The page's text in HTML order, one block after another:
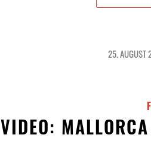
25. AUGUST
/
VIDEO: